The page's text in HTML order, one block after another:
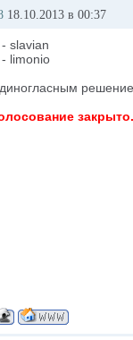
18.10.2013 в 00:37
- slavian
- limonio
закрыто.